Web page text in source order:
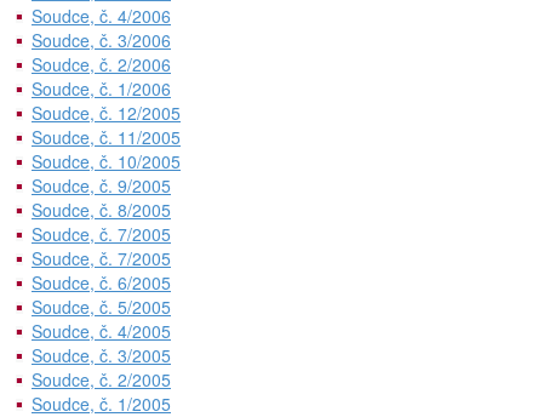
Soudce, č. 4/2006
Soudce, č. 3/2006
Soudce, č. 2/2006
Soudce, č. 1/2006
Soudce, č. 12/2005
Soudce, č. 11/2005
Soudce, č. 10/2005
Soudce, č. 9/2005
Soudce, č. 8/2005
Soudce, č. 7/2005
Soudce, č. 7/2005
Soudce, č. 6/2005
Soudce, č. 5/2005
Soudce, č. 4/2005
Soudce, č. 3/2005
Soudce, č. 2/2005
Soudce, č. 1/2005